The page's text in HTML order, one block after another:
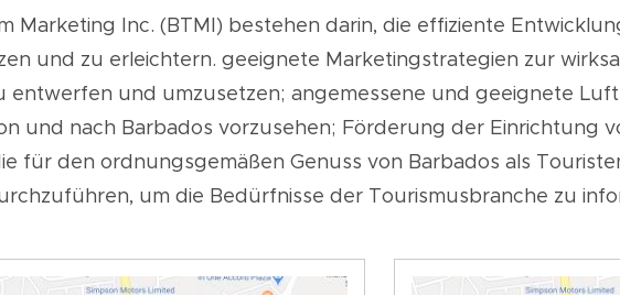
Marketing Inc. (BTMI) bestehen darin, die effiziente
und zu erleichtern. geeignete Marketingstrategien zur
entwerfen und umzusetzen; angemessene und geeignete
und nach Barbados vorzusehen; Förderung der Einrichtung
für den ordnungsgemäßen Genuss von Barbados als
um die Bedürfnisse der Tourismusbranche zu